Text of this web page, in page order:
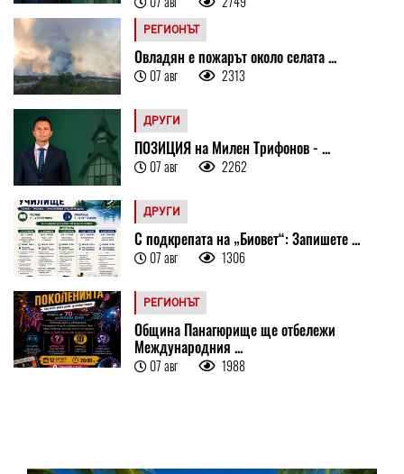
РЕГИОНЪТ
Овладян е пожарът около селата ...
07 авг 2313
ДРУГИ
ПОЗИЦИЯ на Милен Трифонов - ...
07 авг 2262
ДРУГИ
С подкрепата на „Биовет“: Запишете ...
07 авг 1306
РЕГИОНЪТ
Община Панагюрище ще отбележи
Международния ...
07 авг 1988